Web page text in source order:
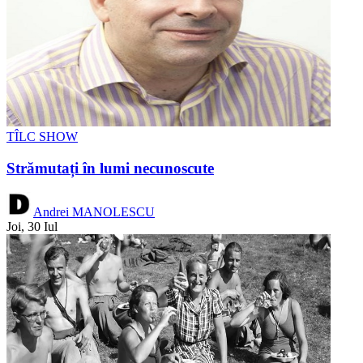
TÎLC SHOW
Strămutați în lumi necunoscute
Andrei MANOLESCU
Joi, 30 Iul